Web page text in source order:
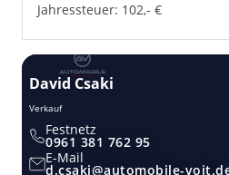
Jahressteuer: 102,- €
David Csaki
Verkauf
Festnetz
0961 381 762 95
E-Mail
d.csaki@automobile-